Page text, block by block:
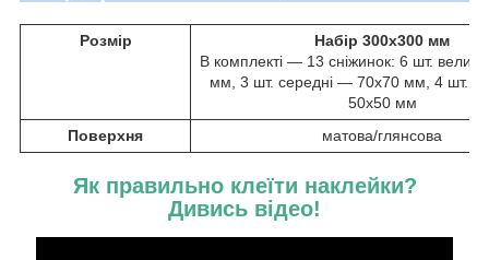
Розмір
Набір 300х300 мм
В комплекті — 13 сніжинок: 6 шт.
мм, 3 шт. середні — 70х70 мм, 4 шт.
50х50 мм
Поверхня
матова/глянсова
Як правильно клеїти наклейки?
Дивись відео!